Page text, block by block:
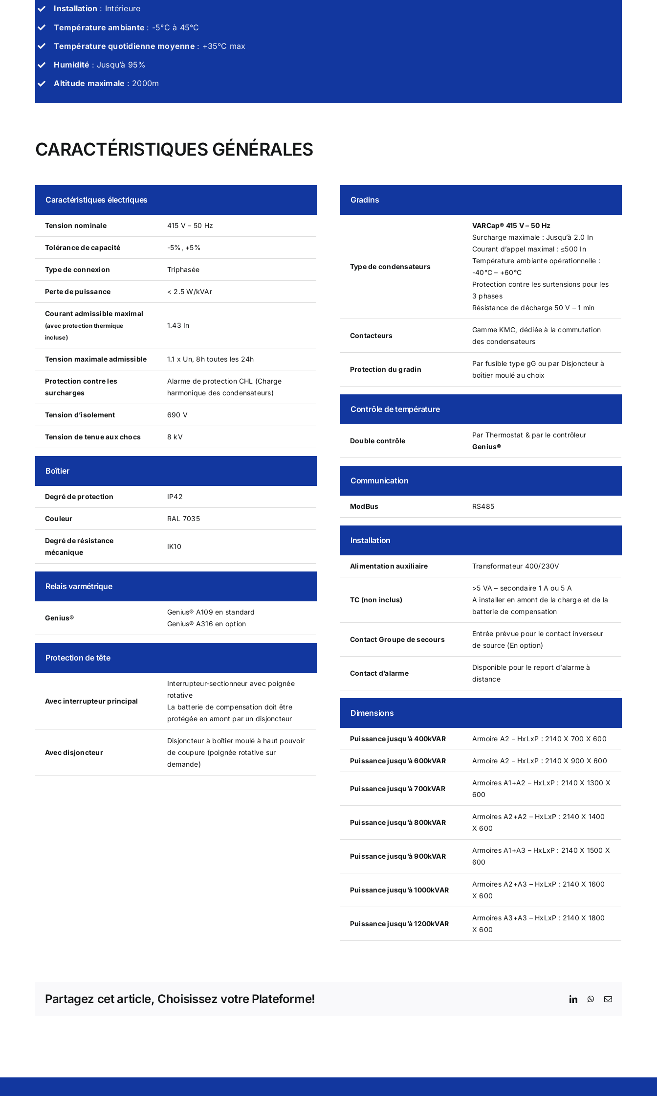
Passerelles de communication
Modules d’E/S déportés
Data Logger multifonctions
Installation : Intérieure
Température ambiante : -5°C à 45°C
Température quotidienne moyenne : +35°C max
Humidité : Jusqu’à 95%
Altitude maximale : 2000m
CARACTÉRISTIQUES GÉNÉRALES
Caractéristiques électriques
Tension nominale 415 V – 50 Hz
Tolérance de capacité -5%, +5%
Type de connexion Triphasée
Perte de puissance < 2.5 W/kVAr
Courant admissible maximal
(avec protection thermique
incluse)
1.43 In
Tension maximale admissible 1.1 x Un, 8h toutes les 24h
Protection contre les
surcharges
Alarme de protection CHL (Charge
harmonique des condensateurs)
Tension d’isolement 690 V
Tension de tenue aux chocs 8 kV
Boîtier
Degré de protection IP42
Couleur RAL 7035
Degré de résistance
mécanique
IK10
Relais varmétrique
Genius®
Genius® A109 en standard
Genius® A316 en option
Protection de tête
Avec interrupteur principal
Interrupteur-sectionneur avec poignée
rotative
La batterie de compensation doit être
protégée en amont par un disjoncteur
Avec disjoncteur
Disjoncteur à boîtier moulé à haut pouvoir
de coupure (poignée rotative sur
demande)
Gradins
Type de condensateurs
VARCap® 415 V – 50 Hz
Surcharge maximale : Jusqu’à 2.0 In
Courant d’appel maximal : ≤500 In
Température ambiante opérationnelle :
-40°C – +60°C
Protection contre les surtensions pour les
3 phases
Résistance de décharge 50 V – 1 min
Contacteurs
Gamme KMC, dédiée à la commutation
des condensateurs
Protection du gradin
Par fusible type gG ou par Disjoncteur à
boîtier moulé au choix
Contrôle de température
Double contrôle
Par Thermostat & par le contrôleur
Genius®
Communication
ModBus RS485
Installation
Alimentation auxiliaire Transformateur 400/230V
TC (non inclus)
>5 VA – secondaire 1 A ou 5 A
A installer en amont de la charge et de la
batterie de compensation
Contact Groupe de secours
Entrée prévue pour le contact inverseur
de source (En option)
Contact d’alarme
Disponible pour le report d’alarme à
distance
Dimensions
Puissance jusqu’à 400kVAR Armoire A2 – HxLxP : 2140 X 700 X 600
Puissance jusqu’à 600kVAR Armoire A2 – HxLxP : 2140 X 900 X 600
Puissance jusqu’à 700kVAR
Armoires A1+A2 – HxLxP : 2140 X 1300 X
600
Puissance jusqu’à 800kVAR
Armoires A2+A2 – HxLxP : 2140 X 1400
X 600
Puissance jusqu’à 900kVAR
Armoires A1+A3 – HxLxP : 2140 X 1500 X
600
Puissance jusqu’à 1000kVAR
Armoires A2+A3 – HxLxP : 2140 X 1600
X 600
Puissance jusqu’à 1200kVAR
Armoires A3+A3 – HxLxP : 2140 X 1800
X 600
Partagez cet article, Choisissez votre Plateforme! LinkedInWhatsApp
Email